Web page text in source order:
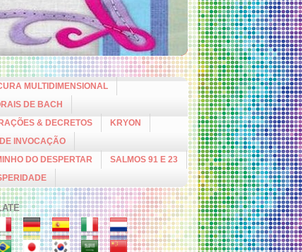
MULTIDIMENSIONAL
DE BACH
& DECRETOS
KRYON
INVOCAÇÃO
DO DESPERTAR
SALMOS 91 E 23